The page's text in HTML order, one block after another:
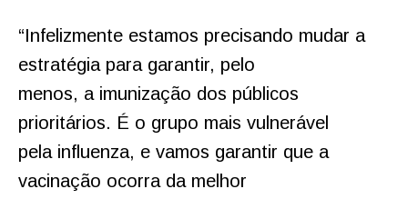
“Infelizmente estamos precisando mudar a
estratégia para garantir, pelo
menos, a imunização dos públicos
prioritários. É o grupo mais vulnerável
pela influenza, e vamos garantir que a
vacinação ocorra da melhor